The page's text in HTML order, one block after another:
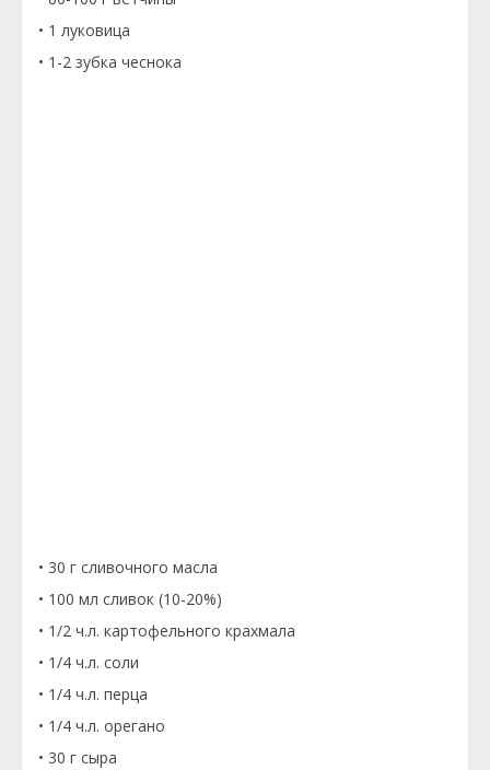
• 1 луковица
• 1-2 зубка чеснока
• 30 г сливочного масла
• 100 мл сливок (10-20%)
• 1/2 ч.л. картофельного крахмала
• 1/4 ч.л. соли
• 1/4 ч.л. перца
• 1/4 ч.л. орегано
• 30 г сыра